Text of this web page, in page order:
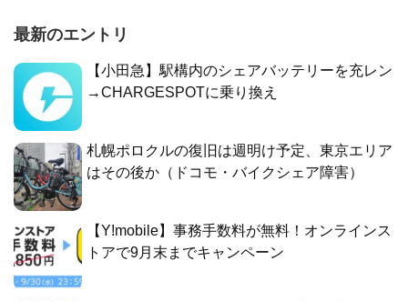
最新のエントリ
【小田急】駅構内のシェアバッテリーを充レン
→CHARGESPOTに乗り換え
札幌ポロクルの復旧は週明け予定、東京エリア
はその後か（ドコモ・バイクシェア障害）
【Y!mobile】事務手数料が無料！オンラインス
トアで9月末までキャンペーン